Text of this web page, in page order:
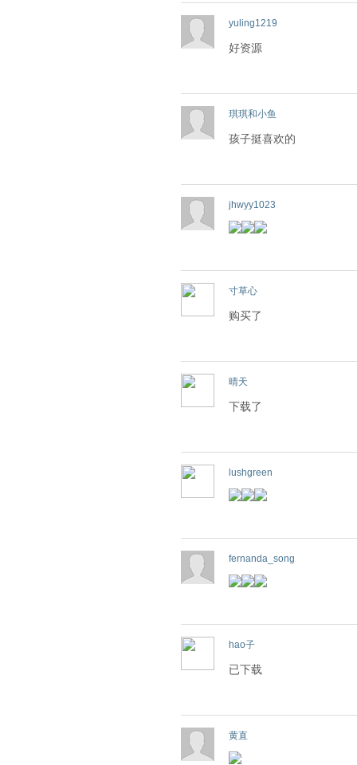
yuling1219
好资源
琪琪和小鱼
孩子挺喜欢的
jhwyy1023
寸草心
购买了
晴天
下载了
lushgreen
fernanda_song
hao子
已下载
黄直